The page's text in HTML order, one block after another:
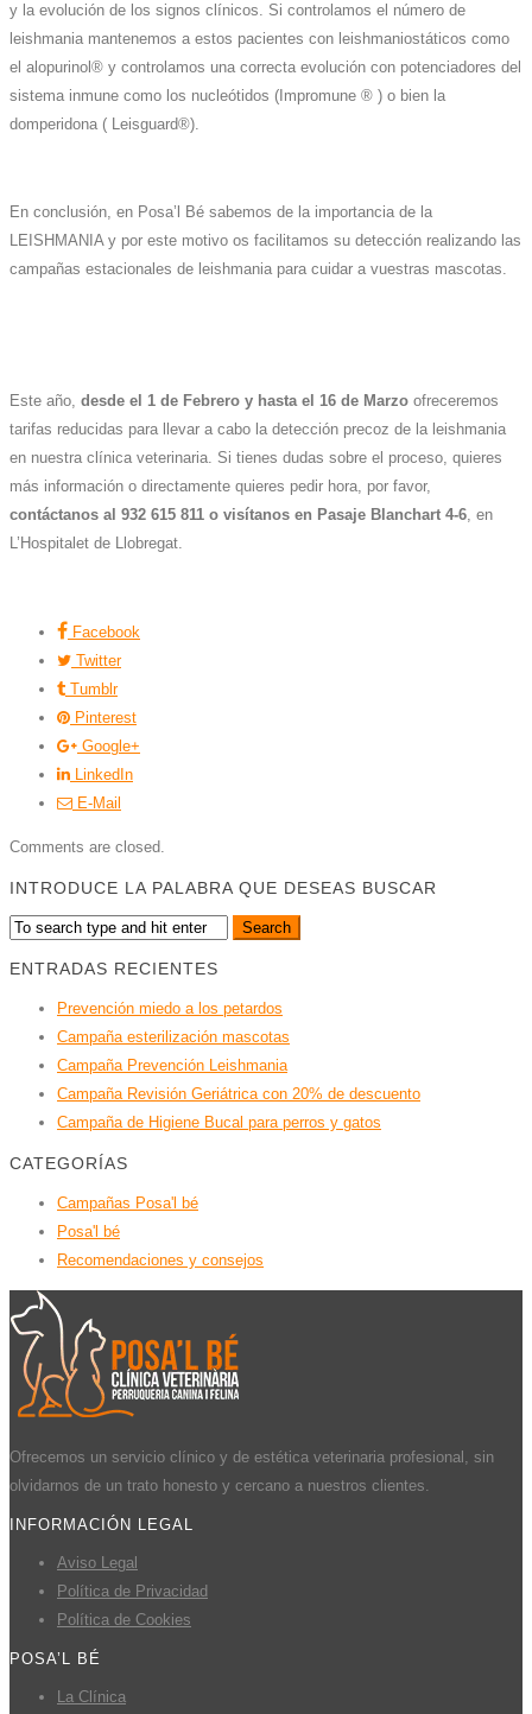
y la evolución de los signos clínicos. Si controlamos el número de
leishmania mantenemos a estos pacientes con leishmaniostáticos como
el alopurinol® y controlamos una correcta evolución con potenciadores del
sistema inmune como los nucleótidos (Impromune ® ) o bien la
domperidona ( Leisguard®).
En conclusión, en Posa’l Bé sabemos de la importancia de la
LEISHMANIA y por este motivo os facilitamos su detección realizando las
campañas estacionales de leishmania para cuidar a vuestras mascotas.
Este año, desde el 1 de Febrero y hasta el 16 de Marzo ofreceremos
tarifas reducidas para llevar a cabo la detección precoz de la leishmania
en nuestra clínica veterinaria. Si tienes dudas sobre el proceso, quieres
más información o directamente quieres pedir hora, por favor,
contáctanos al 932 615 811 o visítanos en Pasaje Blanchart 4-6, en
L’Hospitalet de Llobregat.
Facebook
Twitter
Tumblr
Pinterest
Google+
LinkedIn
E-Mail
Comments are closed.
INTRODUCE LA PALABRA QUE DESEAS BUSCAR
ENTRADAS RECIENTES
Prevención miedo a los petardos
Campaña esterilización mascotas
Campaña Prevención Leishmania
Campaña Revisión Geriátrica con 20% de descuento
Campaña de Higiene Bucal para perros y gatos
CATEGORÍAS
Campañas Posa'l bé
Posa'l bé
Recomendaciones y consejos
Ofrecemos un servicio clínico y de estética veterinaria profesional, sin
olvidarnos de un trato honesto y cercano a nuestros clientes.
INFORMACIÓN LEGAL
Aviso Legal
Política de Privacidad
Política de Cookies
POSA’L BÉ
La Clínica